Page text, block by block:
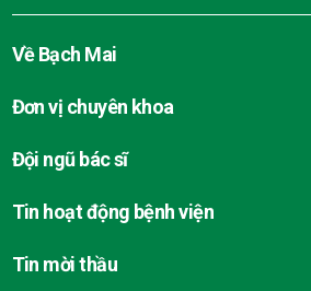
Về Bạch Mai
Đơn vị chuyên khoa
Đội ngũ bác sĩ
Tin hoạt động bệnh viện
Tin mời thầu